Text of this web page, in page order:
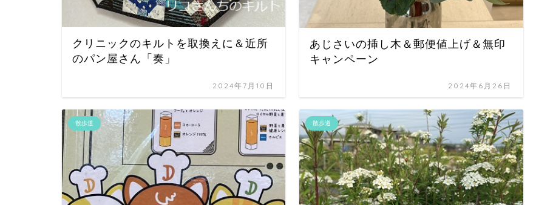
クリニックのキルトを取換えに＆近所
のパン屋さん「奏」
2024年7月10日
あじさいの挿し木＆郵便値上げ＆無印
キャンペーン
2024年6月26日
散歩道 散歩道